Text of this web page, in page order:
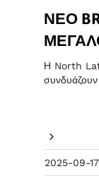
ΝΈΟ
Η North
συνδυάζουν
2025-09-